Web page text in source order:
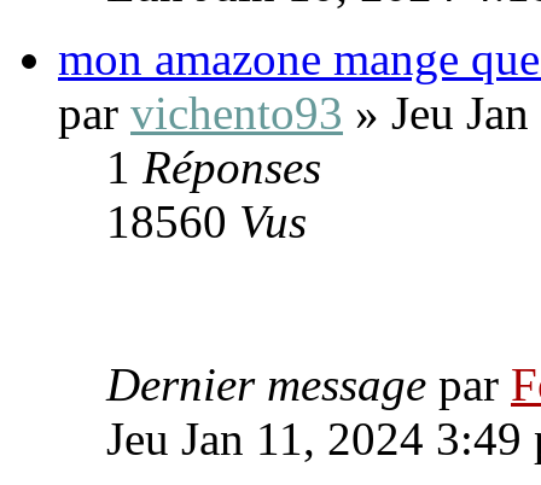
mon amazone mange
par vichento93 » Jeu
1 Réponses
18560 Vus
Dernier message par
Jeu Jan 11, 2024 3:49